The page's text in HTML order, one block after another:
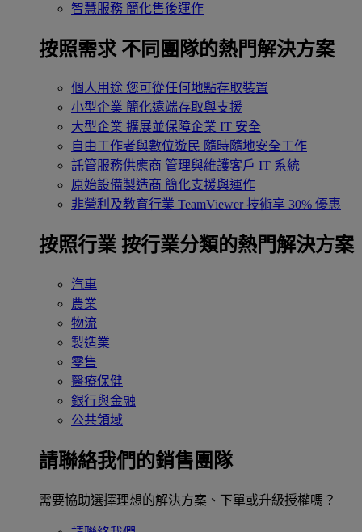
智慧服務 簡化售後運作
按照需求 不同團隊的熱門解決方案
個人用途 您可從任何地點存取裝置
小型企業 簡化遠端存取與支援
大型企業 擴展並保障企業 IT 安全
自由工作者與數位遊民 隨時隨地安全工作
託管服務供應商 管理與維護客戶 IT 系統
原始設備製造商 簡化支援與運作
非營利及教育行業 TeamViewer 技術享 30% 優惠
按照行業 按行業分類的熱門解決方案
汽車
農業
物流
製造業
零售
醫療保健
銀行與金融
公共領域
請聯絡我們的銷售團隊
需要協助選擇理想的解決方案、下單或升級授權嗎？